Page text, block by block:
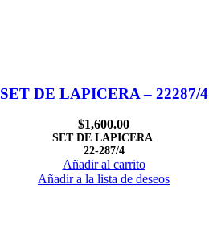
SET DE LAPICERA – 22287/4
$1,600.00
SET DE LAPICERA
22-287/4
Añadir al carrito
Añadir a la lista de deseos